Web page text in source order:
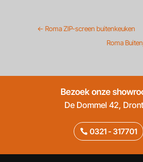
← Roma ZIP-screen buitenkeuken
Roma
Bezoek onze
De Dommel 42,
0321 - 317701